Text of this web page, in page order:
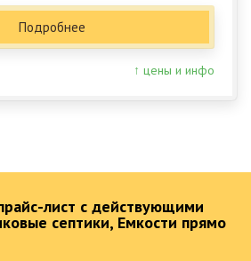
Подробнее
↑ цены и инфо
лист с действующими
септики, Емкости прямо